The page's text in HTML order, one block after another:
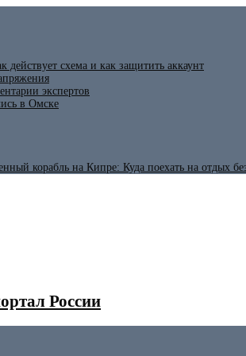
схема и как защитить аккаунт
экспертов
в Омске
корабль на Кипре: Куда поехать на отдых
России